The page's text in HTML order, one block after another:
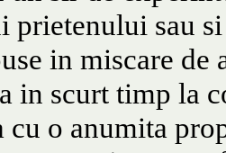
prietenului sau
in miscare de
in scurt timp la
cu o anumita